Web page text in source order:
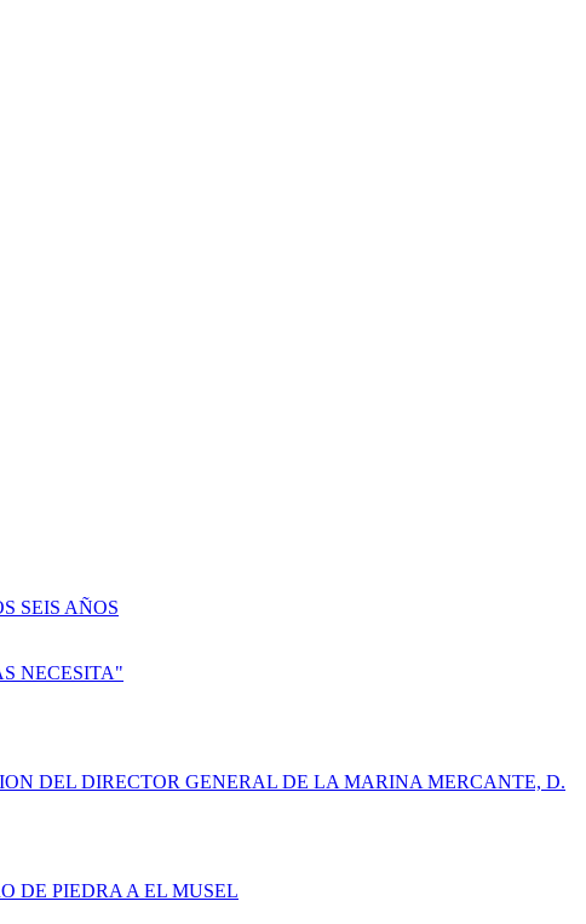
SEIS AÑOS
NECESITA"
DEL DIRECTOR GENERAL DE LA MARINA MERCANTE, D.
DE PIEDRA A EL MUSEL